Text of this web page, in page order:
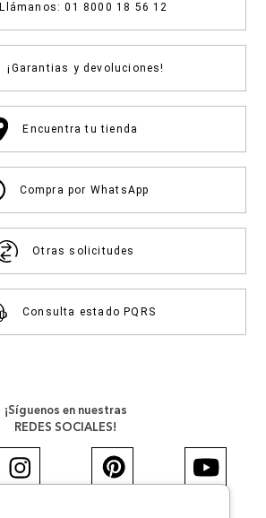
Llámanos: 01 8000 18 56 12
¡Garantias y devoluciones!
Encuentra tu tienda
Compra por WhatsApp
Otras solicitudes
Consulta estado PQRS
¡Síguenos en nuestras
REDES SOCIALES!